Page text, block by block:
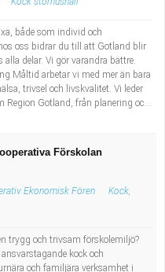
både som individ och
oss bidrar du till att Gotland blir
delar. Vi gör varandra bättre.
Måltid arbetar vi med mer än bara
trivsel och livskvalitet. Vi leder
Region Gotland, från planering oc...
Förskolan
Ekonomisk Fören
Kock,
trygg och trivsam förskolemiljö?
kock och
och familjära verksamhet i